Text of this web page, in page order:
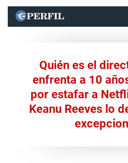
Quién es el
enfrenta a 10
por estafar a
Keanu Reeves lo